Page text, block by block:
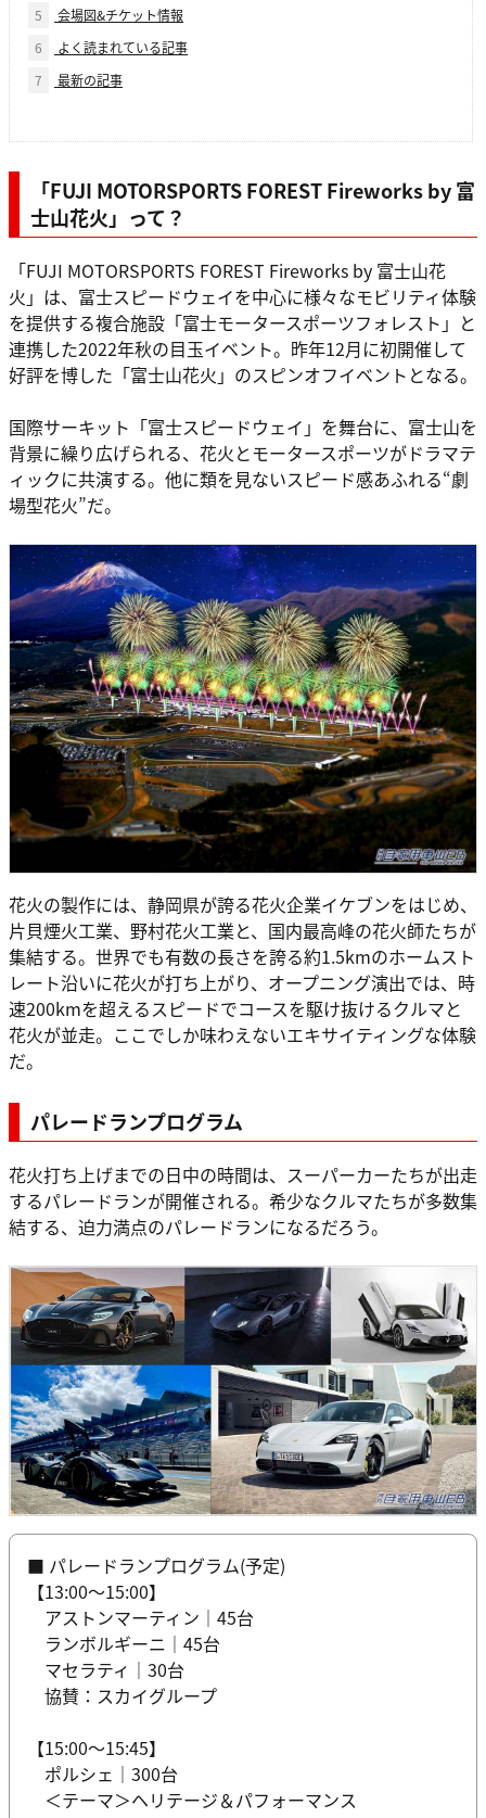
5
会場図&チケット情報
6
よく読まれている記事
7
最新の記事
「FUJI MOTORSPORTS FOREST Fireworks by 富
士山花火」 って？
「FUJI MOTORSPORTS FOREST Fireworks by 富士山花
火」は、富士スピードウェイを中心に様々なモビリティ体験
を提供する複合施設「富士モータースポーツフォレスト」と
連携した2022年秋の目玉イベント。昨年12月に初開催して
好評を博した「富士山花火」のスピンオフイベントとなる。
国際サーキット「富士スピードウェイ」を舞台に、富士山を
背景に繰り広げられる、花火とモータースポーツがドラマテ
ィックに共演する。他に類を見ないスピード感あふれる“劇
場型花火”だ。
花火の製作には、静岡県が誇る花火企業イケブンをはじめ、
片貝煙火工業、野村花火工業と、国内最高峰の花火師たちが
集結する。世界でも有数の長さを誇る約1.5kmのホームスト
レート沿いに花火が打ち上がり、オープニング演出では、時
速200kmを超えるスピードでコースを駆け抜けるクルマと
花火が並走。ここでしか味わえないエキサイティングな体験
だ。
パレードランプログラム
花火打ち上げまでの日中の時間は、スーパーカーたちが出走
するパレードランが開催される。希少なクルマたちが多数集
結する、迫力満点のパレードランになるだろう。
■ パレードランプログラム(予定)
【13:00〜15:00】
アストンマーティン｜45台
ランボルギーニ｜45台
マセラティ｜30台
協賛：スカイグループ
【15:00〜15:45】
ポルシェ｜300台
＜テーマ＞ヘリテージ＆パフォーマンス